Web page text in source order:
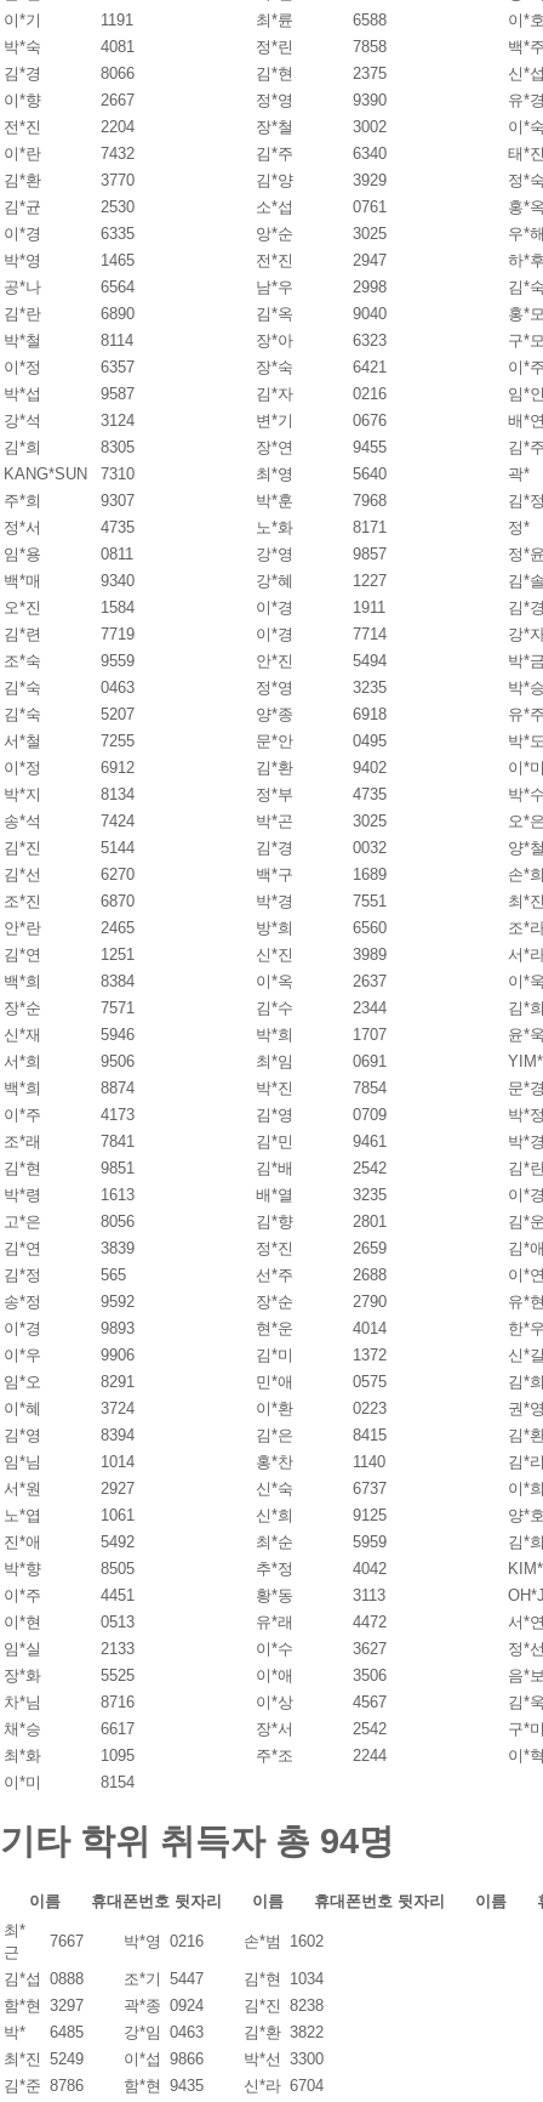
이*기
1191 최*륜 6588
이*
박*숙
4081 정*린 7858
백*
김*경
8066 김*현 2375
신*
이*향
2667 정*영 9390
유*
전*진
2204 장*철 3002
이*
이*란
7432 김*주 6340
태*
김*환
3770 김*양 3929
정*
김*균
2530 소*섭 0761
홍*
이*경
6335 앙*순 3025
우*
박*영
1465 전*진 2947
하*
공*나
6564 남*우 2998
김*
김*란
6890 김*옥 9040
홍*
박*철
8114 장*아 6323
구*
이*정
6357 장*숙 6421
이*
박*섭
9587 김*자 0216
임*
강*석
3124 변*기 0676
배*
김*희
8305 장*연 9455
김*
KANG*SUN
7310 최*영 5640
곽*
주*희
9307 박*훈 7968
김*
정*서
4735 노*화 8171
정*
임*용
0811 강*영 9857
정*
백*매
9340 강*혜 1227
김*
오*진
1584 이*경 1911
김*
김*련
7719 이*경 7714
강*
조*숙
9559 안*진 5494
박*
김*숙
0463 정*영 3235
박*
김*숙
5207 양*종 6918
유*
서*철
7255 문*안 0495
박*
이*정
6912 김*환 9402
이*
박*지
8134 정*부 4735
박*
송*석
7424 박*곤 3025
오*
김*진
5144 김*경 0032
양*
김*선
6270 백*구 1689
손*
조*진
6870 박*경 7551
최*
안*란
2465 방*희 6560
조*
김*연
1251 신*진 3989
서*
백*희
8384 이*옥 2637
이*
장*순
7571 김*수 2344
김*
신*재
5946 박*희 1707
윤*
서*희
9506 최*임 0691
백*희
8874 박*진 7854
문*
이*주
4173 김*영 0709
박*
조*래
7841 김*민 9461
박*
김*현
9851 김*배 2542
김*
박*령
1613 배*열 3235
이*
고*은
8056 김*향 2801
김*
김*연
3839 정*진 2659
김*
김*정
565 선*주 2688
이*
송*정
9592 장*순 2790
유*
이*경
9893 현*운 4014
한*
이*우
9906 김*미 1372
신*
임*오
8291 민*애 0575
김*
이*혜
3724 이*환 0223
권*
김*영
8394 김*은 8415
김*
임*님
1014 홍*찬 1140
김*
서*원
2927 신*숙 6737
이*
노*엽
1061 신*희 9125
양*
진*애
5492 최*순 5959
김*
박*향
8505 추*정 4042
이*주
4451 황*동 3113
이*현
0513 유*래 4472
서*
임*실
2133 이*수 3627
정*
장*화
5525 이*애 3506
음*
차*님
8716 이*상 4567
김*
채*승
6617 장*서 2542
구*
최*화
1095 주*조 2244
이*
이*미
8154
기타 학위 취득자 총 94명
이름 휴대폰번호 뒷자리 이름 휴대폰번호 뒷자리 이름
최*
근
7667 박*영 0216 손*범 1602
김*섭 0888 조*기 5447 김*현
1034
함*현 3297 곽*종 0924 김*진 8238
박*
6485 강*임 0463 김*환 3822
최*진 5249 이*섭 9866 박*선 3300
김*준 8786 함*현 9435 신*라 6704